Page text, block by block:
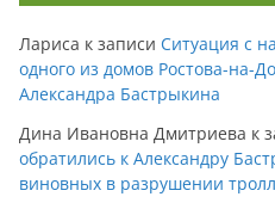
Лариса к записи Ситуация с
одного из домов Ростова-на-
Александра Бастрыкина
Дина Ивановна Дмитриева к
обратились к Александру
виновных в разрушении